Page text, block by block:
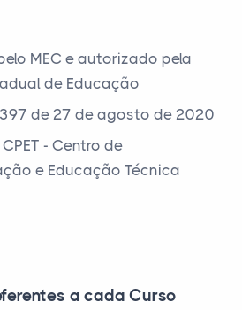
MEC e autorizado pela
de Educação
397 de 27 de agosto de 2020
- Centro de
e Educação Técnica
a cada Curso